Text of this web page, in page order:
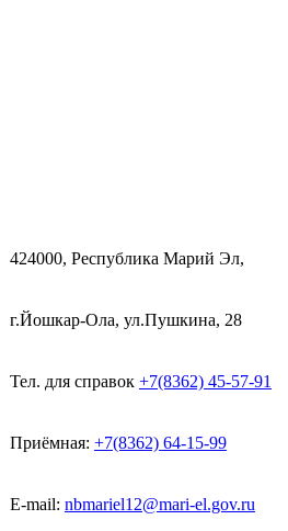
424000, Республика Марий Эл,
г.Йошкар-Ола, ул.Пушкина, 28
Тел. для справок +7(8362) 45-57-91
Приёмная: +7(8362) 64-15-99
E-mail: nbmariel12@mari-el.gov.ru